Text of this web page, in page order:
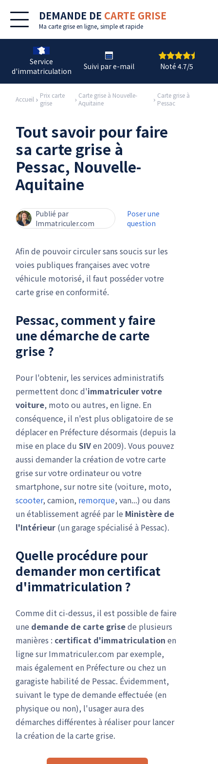
DEMANDE DE CARTE GRISE
Ma carte grise en ligne, simple et rapide
Service
d'immatriculation
Suivi par e-mail Noté 4.7/5
Accueil
Prix carte
grise
Carte grise à Nouvelle-
Aquitaine
Carte grise à
Pessac
Tout savoir pour faire
sa carte grise à
Pessac, Nouvelle-
Aquitaine
Publié par
Immatriculer.com
Poser une
question
Afin de pouvoir circuler sans soucis sur les
voies publiques françaises avec votre
véhicule motorisé, il faut posséder votre
carte grise en conformité.
Pessac, comment y faire
une démarche de carte
grise ?
Pour l'obtenir, les services administratifs
permettent donc d'immatriculer votre
voiture, moto ou autres, en ligne. En
conséquence, il n'est plus obligatoire de se
déplacer en Préfecture désormais (depuis la
mise en place du SIVen 2009). Vous pouvez
aussi demander la création de votre carte
grise sur votre ordinateur ou votre
smartphone, sur notre site (voiture, moto,
scooter, camion, remorque, van...) ou dans
un établissement agréé par le Ministère de
l'Intérieur (un garage spécialisé à Pessac).
Quelle procédure pour
demander mon certificat
d'immatriculation ?
Comme dit ci-dessus, il est possible de faire
une demande de carte grisede plusieurs
manières : certificat d'immatriculation en
ligne sur Immatriculer.com par exemple,
mais également en Préfecture ou chez un
garagiste habilité de Pessac. Évidemment,
suivant le type de demande effectuée (en
physique ou non), l'usager aura des
démarches différentes à réaliser pour lancer
la création de la carte grise.